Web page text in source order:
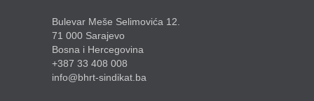
Bulevar Meše Selimovića 12.
71 000 Sarajevo
Bosna i Hercegovina
+387 33 408 008
info@bhrt-sindikat.ba